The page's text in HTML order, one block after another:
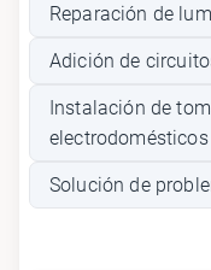
Reparación de
Adición de
Instalación de
electrodomésticos
Solución de